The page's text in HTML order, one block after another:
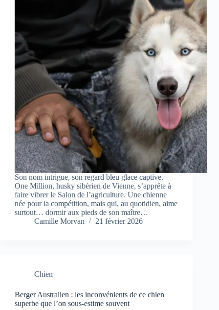
Son nom intrigue, son regard bleu glace captive.
One Million, husky sibérien de Vienne, s’apprête à
faire vibrer le Salon de l’agriculture. Une chienne
née pour la compétition, mais qui, au quotidien, aime
surtout… dormir aux pieds de son maître…
Camille Morvan
21 février 2026
Chien
Berger Australien : les inconvénients de ce chien
superbe que l’on sous-estime souvent